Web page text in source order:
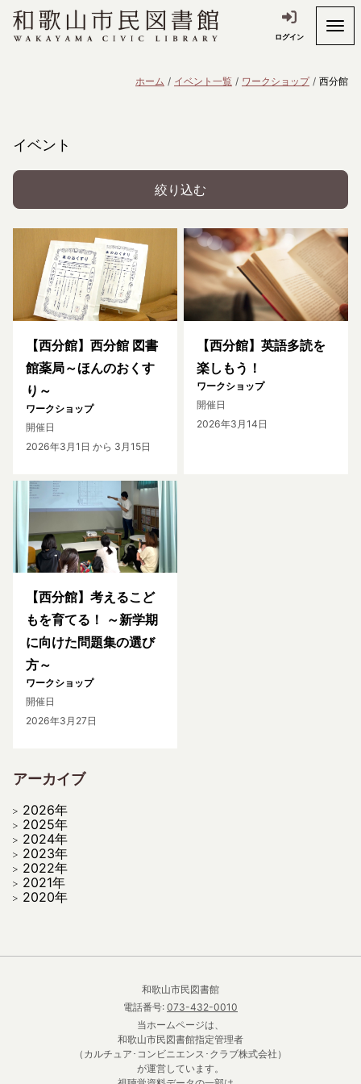
ログイン
ホーム イベント一覧 ワークショップ 西分館
イベント
絞り込む
【西分館】西分館 図書
館薬局～ほんのおくす
り～
ワークショップ
開催日
2026年3月1日 から 3月15日
【西分館】英語多読を
楽しもう！
ワークショップ
開催日
2026年3月14日
【西分館】考えるこど
もを育てる！ ～新学期
に向けた問題集の選び
方～
ワークショップ
開催日
2026年3月27日
アーカイブ
2026年
2025年
2024年
2023年
2022年
2021年
2020年
和歌山市民図書館
電話番号: 073-432-0010
当ホームページは、
和歌山市民図書館指定管理者
（カルチュア･コンビニエンス･クラブ株式会社）
が運営しています。